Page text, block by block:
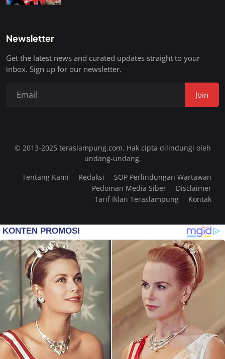
Newsletter
Get the latest news and curated updates straight to your
inbox. Sign up for our newsletter.
Join
© 2013-2025 teraslampung.com. Hak cipta dilindungi oleh
undang-undang.
Tentang Kami
Redaksi
SOP Perlindungan Wartawan
Pedoman Media Siber
Disclaimer
Tarif Iklan Teraslampung
Kontak